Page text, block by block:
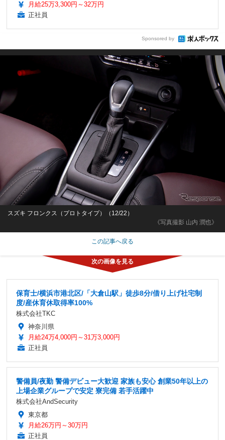
月給25万3,300円～32万円
正社員
Sponsored by
《写真撮影 山内 潤也》
スズキ フロンクス（プロトタイプ）（12/22）
この記事へ戻る
保育士/横浜市港北区/「大倉山駅」徒歩8分/借り上げ社宅制
度/産休育休取得率100%
株式会社TKC
神奈川県
月給24万4,000円～31万3,000円
正社員
警備員/夜勤 警備デビュー大歓迎 家族も安心 創業50年以上の
上場企業グループで安定 寮完備 若手活躍中
株式会社AndSecurity
東京都
月給26万円～30万円
正社員